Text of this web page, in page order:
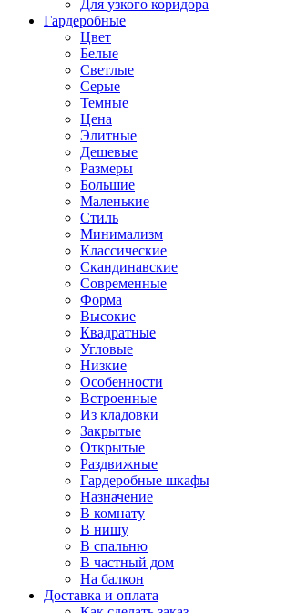
Для узкого коридора
Гардеробные
Цвет
Белые
Светлые
Серые
Темные
Цена
Элитные
Дешевые
Размеры
Большие
Маленькие
Стиль
Минимализм
Классические
Скандинавские
Современные
Форма
Высокие
Квадратные
Угловые
Низкие
Особенности
Встроенные
Из кладовки
Закрытые
Открытые
Раздвижные
Гардеробные шкафы
Назначение
В комнату
В нишу
В спальню
В частный дом
На балкон
Доставка и оплата